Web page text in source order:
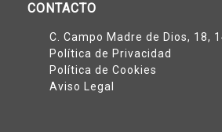
CONTACTO
C. Campo Madre de Dios, 18,
Política de Privacidad
Política de Cookies
Aviso Legal